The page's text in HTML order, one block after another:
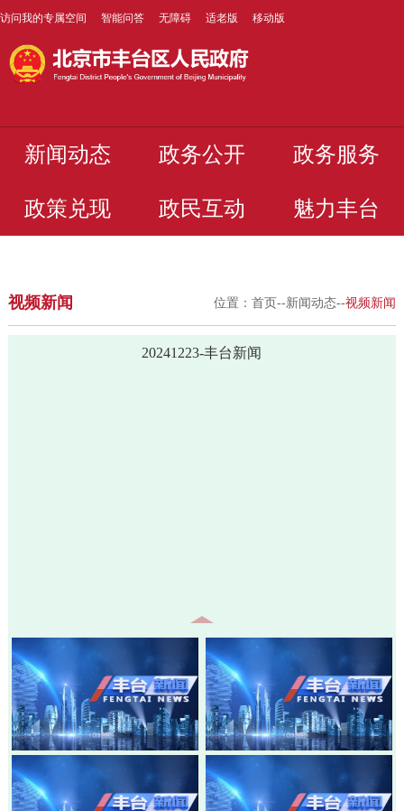
访问我的专属空间 智能问答 无障碍 适老版 移动版
新闻动态 政务公开 政务服务
政策兑现 政民互动 魅力丰台
视频新闻 位置：首页--新闻动态--视频新闻
20241223-丰台新闻
20260805-丰台新闻